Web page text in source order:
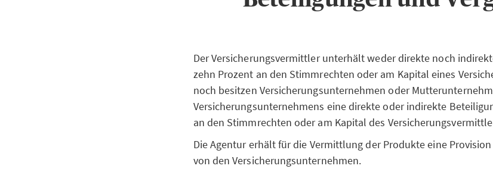
Der Versicherungsvermittler unterhält weder direkte noch
zehn Prozent an den Stimmrechten oder am Kapital eines
noch besitzen Versicherungsunternehmen oder
Versicherungsunternehmens eine direkte oder indirekte
an den Stimmrechten oder am Kapital des
Die Agentur erhält für die Vermittlung der Produkte eine
von den Versicherungsunternehmen.